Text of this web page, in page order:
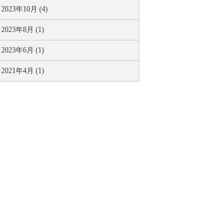
2023年10月 (4)
2023年8月 (1)
2023年6月 (1)
2021年4月 (1)